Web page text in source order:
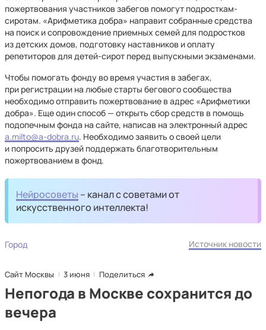
пожертвования участников забегов помогут подросткам-
сиротам. «Арифметика добра» направит собранные средства
на поиск и сопровождение приемных семей для подростков
из детских домов, подготовку наставников и оплату
репетиторов для детей-сирот перед выпускными экзаменами.
Чтобы помогать фонду во время участия в забегах,
при регистрации на любые старты бегового сообщества
необходимо отправить пожертвование в адрес «Арифметики
добра». Еще один способ — открыть сбор средств в помощь
подопечным фонда на сайте, написав на электронный адрес
a.milto@a-dobra.ru. Необходимо заявить о своей цели
и попросить друзей поддержать благотворительным
пожертвованием в фонд.
Нейросоветы – канал с советами от
искусственного интеллекта!
Город Источник новости
Сайт Москвы 3 июня Поделиться
Непогода в Москве сохранится до
вечера